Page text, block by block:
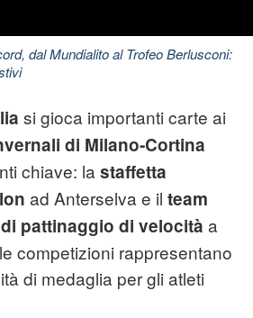
dal Mundialito al Trofeo Berlusconi:
si gioca importanti carte ai
di Milano‑Cortina
chiave: la staffetta
ad Anterselva e il team
pattinaggio di velocità a
competizioni rappresentano
di medaglia per gli atleti